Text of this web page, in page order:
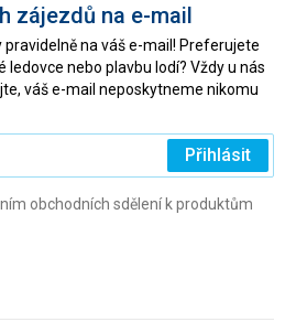
zájezdů na e-mail
na váš e-mail! Preferujete
ledovce nebo plavbu lodí? Vždy u nás
váš e-mail neposkytneme nikomu
Přihlásit
obchodních sdělení k produktům